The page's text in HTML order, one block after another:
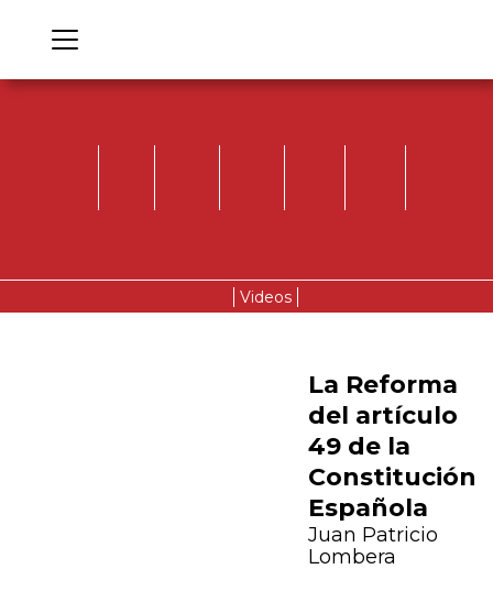
Videos
La Reforma
del artículo
49 de la
Constitución
Española
Juan Patricio
Lombera